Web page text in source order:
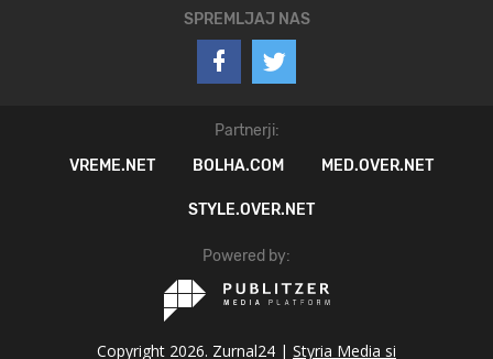
SPREMLJAJ NAS
Partnerji:
VREME.NET
BOLHA.COM MED.OVER.NET
STYLE.OVER.NET
Powered by:
Copyright 2026. Zurnal24 | Styria Media si